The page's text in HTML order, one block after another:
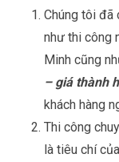
Chúng tôi đã
như thi công
Minh cũng
– giá thành
khách hàng
Thi công
là tiêu chí